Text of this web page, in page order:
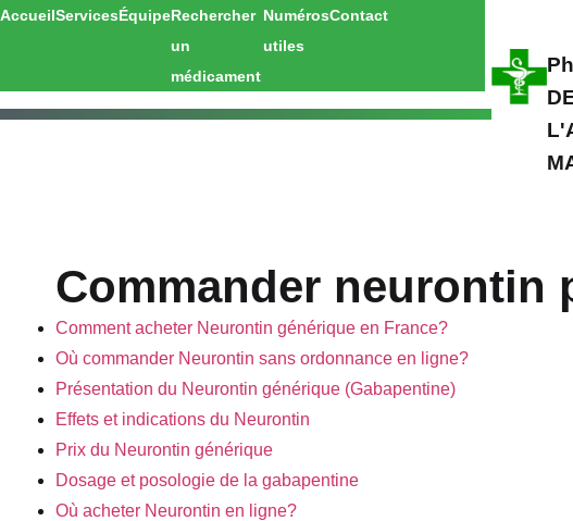
AccueilServicesÉquipeRechercher
un
médicament
Numéros
utiles
Contact
Commander neurontin
Comment acheter Neurontin générique en France?
Où commander Neurontin sans ordonnance en ligne?
Présentation du Neurontin générique (Gabapentine)
Effets et indications du Neurontin
Prix du Neurontin générique
Dosage et posologie de la gabapentine
Où acheter Neurontin en ligne?